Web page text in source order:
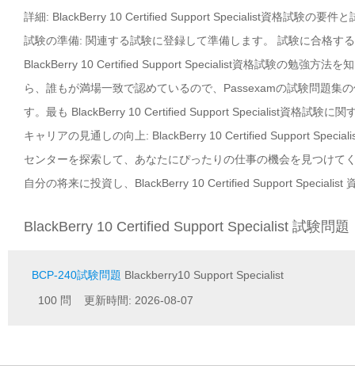
詳細: BlackBerry 10 Certified Support Specialist資格試験の要件
試験の準備: 関連する試験に登録して準備します。 試験に合格す
BlackBerry 10 Certified Support Specialist資格試験の勉強方法を
ら、誰もが満場一致で認めているので、Passexamの試験問題集
す。最も BlackBerry 10 Certified Support Specialist資格試験に関
キャリアの見通しの向上: BlackBerry 10 Certified Support
センターを探索して、あなたにぴったりの仕事の機会を見つけて
自分の将来に投資し、BlackBerry 10 Certified Support Specialist
BlackBerry 10 Certified Support Specialist 試験問題
BCP-240試験問題 Blackberry10 Support Specialist
100 問 更新時間: 2026-08-07